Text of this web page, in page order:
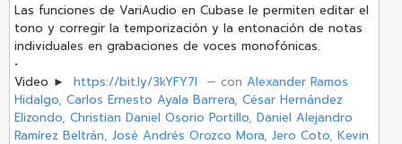
Las funciones de VariAudio en Cubase le permiten editar el
tono y corregir la temporización y la entonación de notas
individuales en grabaciones de voces monofónicas.
•
Video ►
https://bit.ly/3kYFY7l ‏ — con Alexander Ramos
Hidalgo, Carlos Ernesto Ayala Barrera, César Hernández
Elizondo, Christian Daniel Osorio Portillo, Daniel Alejandro
Ramírez Beltrán, José Andrés Orozco Mora, Jero Coto, Kevin